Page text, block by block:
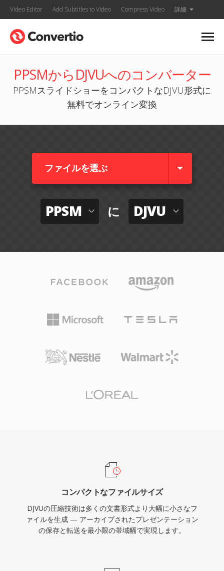
Video Editor Add Subtitles to Video Compress Video 詳細
PPSMからDJVUへのコンバーター
PPSMスライドショーをコンパクトなDJVU形式に
無料でオンライン変換
ファイルを選ぶ
PPSM に DJVU
コンパクトなファイルサイズ
DJVUの圧縮技術は多くの文書形式より大幅に小さなフ
ァイルを生成 — アーカイブされたプレゼンテーション
の保存と転送を最小限の帯域幅で実現します。